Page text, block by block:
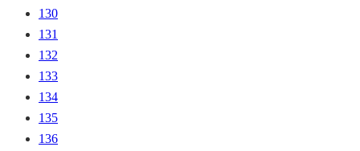
130
131
132
133
134
135
136